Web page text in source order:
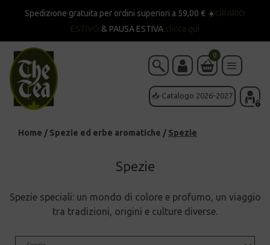
Spedizione gratuita per ordini superiori a 59,00 € ☀️ORARIO
ESTIVO & PAUSA ESTIVA clicca qui
📥 Catalogo 2026-2027
0
Home / Spezie ed erbe aromatiche / Spezie
Spezie
Spezie speciali: un mondo di colore e profumo, un viaggio
tra tradizioni, origini e culture diverse.